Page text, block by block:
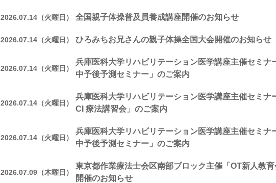
2026.07.14（火曜日） 全国親子体操普及員養成講座開催のお知らせ
2026.07.14（火曜日） ひろみちお兄さんの親子体操全国大会開催のお知らせ
2026.07.14（火曜日）
兵庫医科大学リハビリテーション医学講座主催セミナ
中予後予測セミナー」のご案内
2026.07.14（火曜日）
兵庫医科大学リハビリテーション医学講座主催セミナ
CI 療法講習会」のご案内
2026.07.14（火曜日）
兵庫医科大学リハビリテーション医学講座主催セミナ
中予後予測セミナー」のご案内
2026.07.09（木曜日）
東京都作業療法士会区南部ブロック主催「OT新人教育
開催のお知らせ